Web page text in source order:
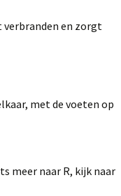
verbranden en zorgt
met de voeten op
meer naar R, kijk naar